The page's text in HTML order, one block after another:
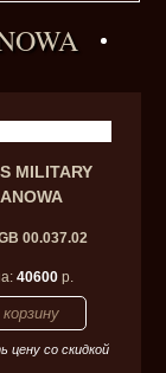
MILITARY
00.037.02
40600 р.
цену со скидкой